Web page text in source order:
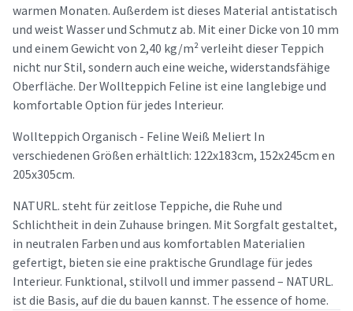
warmen Monaten. Außerdem ist dieses Material antistatisch
und weist Wasser und Schmutz ab. Mit einer Dicke von 10 mm
und einem Gewicht von 2,40 kg/m² verleiht dieser Teppich
nicht nur Stil, sondern auch eine weiche, widerstandsfähige
Oberfläche. Der Wollteppich Feline ist eine langlebige und
komfortable Option für jedes Interieur.
Wollteppich Organisch - Feline Weiß Meliert In
verschiedenen Größen erhältlich: 122x183cm, 152x245cm en
205x305cm.
NATURL. steht für zeitlose Teppiche, die Ruhe und
Schlichtheit in dein Zuhause bringen. Mit Sorgfalt gestaltet,
in neutralen Farben und aus komfortablen Materialien
gefertigt, bieten sie eine praktische Grundlage für jedes
Interieur. Funktional, stilvoll und immer passend – NATURL.
ist die Basis, auf die du bauen kannst. The essence of home.